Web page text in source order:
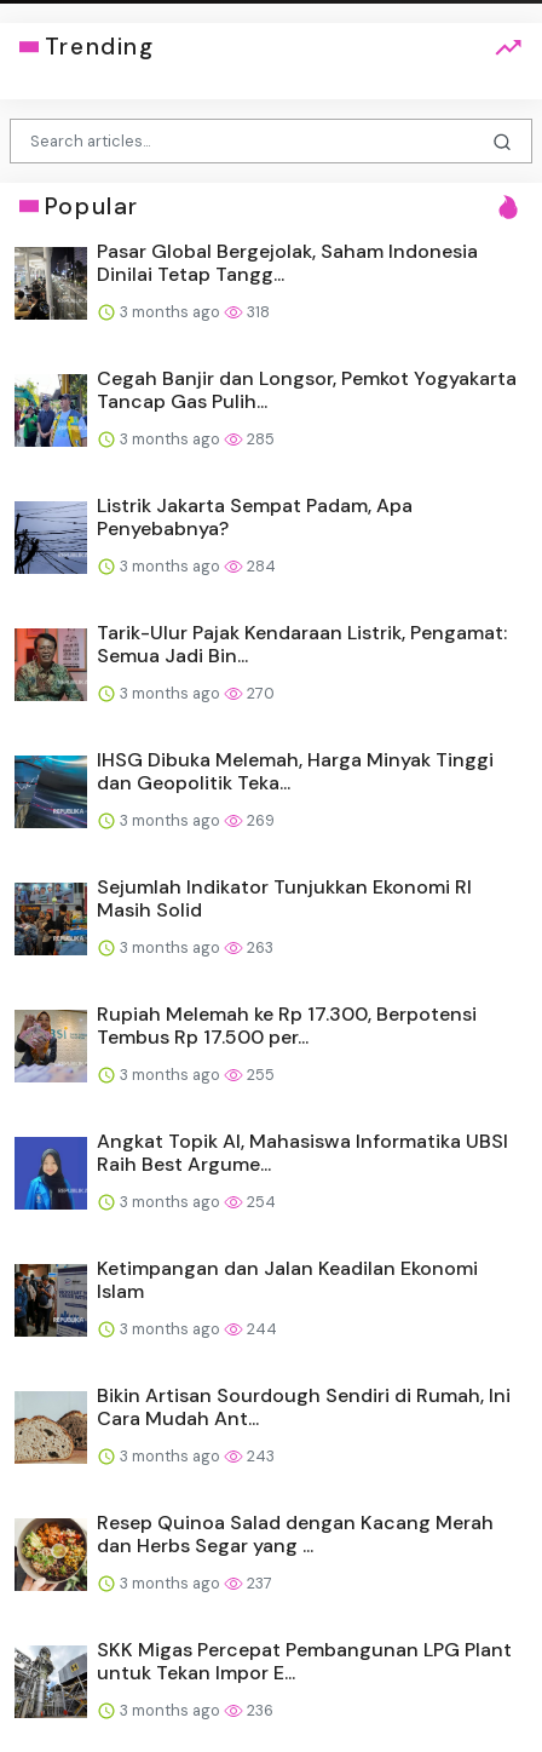
Trending
Popular
Pasar Global Bergejolak, Saham Indonesia
Dinilai Tetap Tangg...
3 months ago 318
Cegah Banjir dan Longsor, Pemkot Yogyakarta
Tancap Gas Pulih...
3 months ago 285
Listrik Jakarta Sempat Padam, Apa
Penyebabnya?
3 months ago 284
Tarik-Ulur Pajak Kendaraan Listrik, Pengamat:
Semua Jadi Bin...
3 months ago 270
IHSG Dibuka Melemah, Harga Minyak Tinggi
dan Geopolitik Teka...
3 months ago 269
Sejumlah Indikator Tunjukkan Ekonomi RI
Masih Solid
3 months ago 263
Rupiah Melemah ke Rp 17.300, Berpotensi
Tembus Rp 17.500 per...
3 months ago 255
Angkat Topik AI, Mahasiswa Informatika UBSI
Raih Best Argume...
3 months ago 254
Ketimpangan dan Jalan Keadilan Ekonomi
Islam
3 months ago 244
Bikin Artisan Sourdough Sendiri di Rumah, Ini
Cara Mudah Ant...
3 months ago 243
Resep Quinoa Salad dengan Kacang Merah
dan Herbs Segar yang ...
3 months ago 237
SKK Migas Percepat Pembangunan LPG Plant
untuk Tekan Impor E...
3 months ago 236